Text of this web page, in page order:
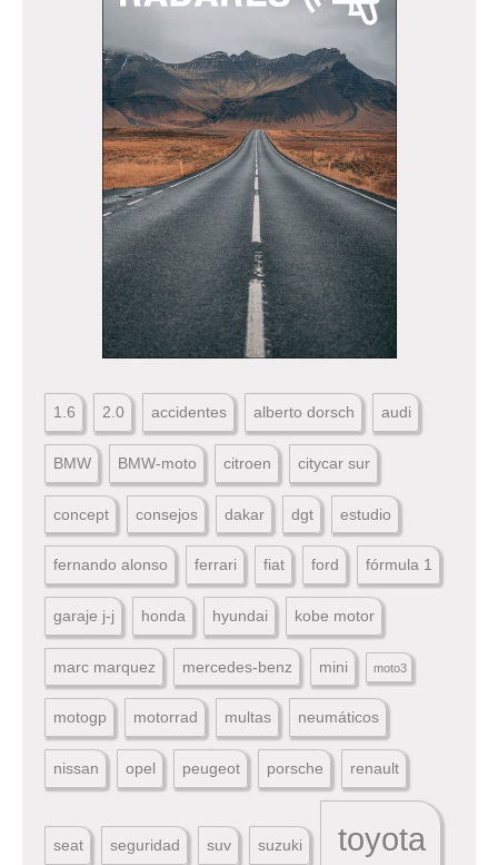
1.6 2.0 accidentes alberto dorsch audi
BMW BMW-moto citroen citycar sur
concept consejos dakar dgt estudio
fernando alonso ferrari fiat ford fórmula 1
garaje j-j honda hyundai kobe motor
marc marquez mercedes-benz mini moto3
motogp motorrad multas neumáticos
nissan opel peugeot porsche renault
seat seguridad suv suzuki toyota